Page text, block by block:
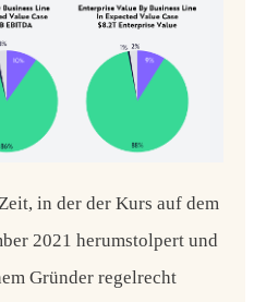
in der der Kurs auf dem
2021 herumstolpert und
Gründer regelrecht